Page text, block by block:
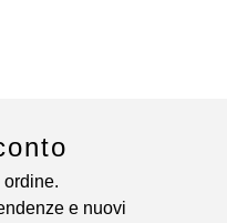
ordine.
e nuovi